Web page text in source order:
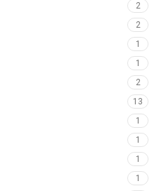
2
2
1
1
2
13
1
1
1
1